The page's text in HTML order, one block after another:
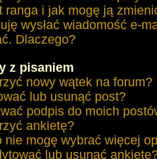
ranga i jak mogę ją
wysłać wiadomość e-
Dlaczego?
z pisaniem
nowy wątek na forum?
lub usunąć post?
podpis do moich
ankietę?
nie mogę wybrać więcej
lub usunąć